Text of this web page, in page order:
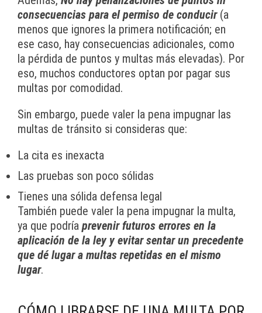
consecuencias para el permiso de conducir (a
menos que ignores la primera notificación; en
ese caso, hay consecuencias adicionales, como
la pérdida de puntos y multas más elevadas). Por
eso, muchos conductores optan por pagar sus
multas por comodidad.
Sin embargo, puede valer la pena impugnar las
multas de tránsito si consideras que:
La cita es inexacta
Las pruebas son poco sólidas
Tienes una sólida defensa legal
También puede valer la pena impugnar la multa,
ya que podría prevenir futuros errores en la
aplicación de la ley y evitar sentar un precedente
que dé lugar a multas repetidas en el mismo
lugar.